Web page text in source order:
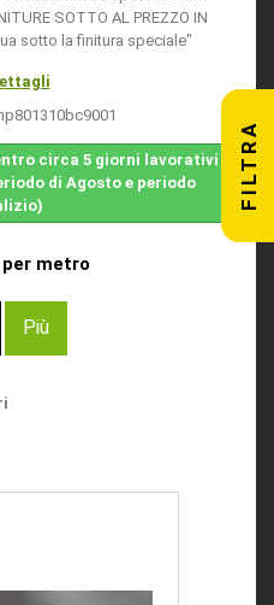
FILTRA
SOTTO AL PREZZO IN
sotto la finitura speciale"
circa 5 giorni lavorativi
di Agosto e periodo
per metro
Più